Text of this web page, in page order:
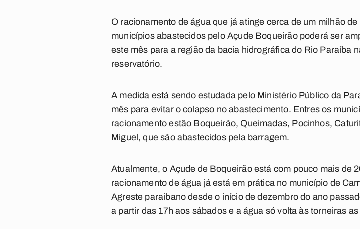
O racionamento de água que já atinge cerca de um milhão
municípios abastecidos pelo Açude Boqueirão poderá ser
este mês para a região da bacia hidrográfica do Rio Paraíba
reservatório.
A medida está sendo estudada pelo Ministério Público da
mês para evitar o colapso no abastecimento. Entres os
racionamento estão Boqueirão, Queimadas, Pocinhos,
Miguel, que são abastecidos pela barragem.
Atualmente, o Açude de Boqueirão está com pouco mais de
racionamento de água já está em prática no município de
Agreste paraibano desde o início de dezembro do ano
a partir das 17h aos sábados e a água só volta às torneiras